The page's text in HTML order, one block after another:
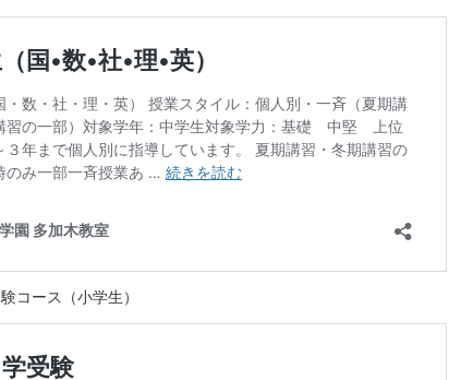
コース（小学生）